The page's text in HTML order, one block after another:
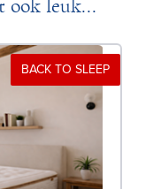
ook leuk...
BACK TO SLEEP